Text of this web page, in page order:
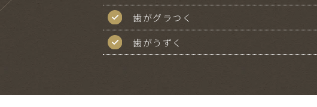
歯がグラつく
歯がうずく